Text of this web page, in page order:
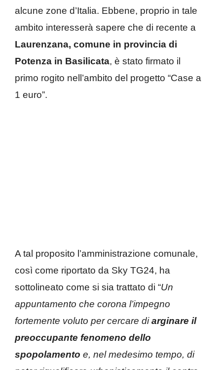
alcune zone d’Italia. Ebbene, proprio in tale
ambito interesserà sapere che di recente a
Laurenzana, comune in provincia di
Potenza in Basilicata, è stato firmato il
primo rogito nell’ambito del progetto “Case a
1 euro”.
A tal proposito l’amministrazione comunale,
così come riportato da Sky TG24, ha
sottolineato come si sia trattato di “Un
appuntamento che corona l’impegno
fortemente voluto per cercare diarginare il
preoccupante fenomeno dello
spopolamento e, nel medesimo tempo, di